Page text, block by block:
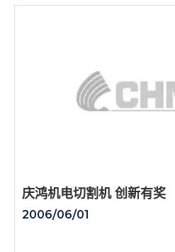
庆鸿机电切割机 创新有奖
2006/06/01